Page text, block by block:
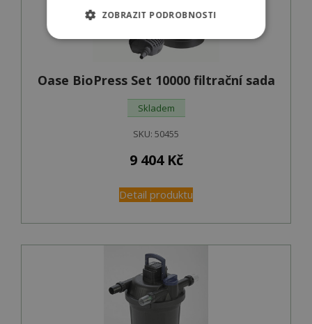
Oase BioPress Set 10000 filtrační sada
Skladem
SKU: 50455
9 404 Kč
Detail produktu
ZOBRAZIT PODROBNOSTI